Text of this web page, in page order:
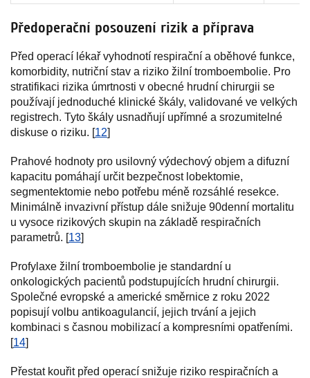
Předoperační posouzení rizik a příprava
Před operací lékař vyhodnotí respirační a oběhové funkce,
komorbidity, nutriční stav a riziko žilní tromboembolie. Pro
stratifikaci rizika úmrtnosti v obecné hrudní chirurgii se
používají jednoduché klinické škály, validované ve velkých
registrech. Tyto škály usnadňují upřímné a srozumitelné
diskuse o riziku. [12]
Prahové hodnoty pro usilovný výdechový objem a difuzní
kapacitu pomáhají určit bezpečnost lobektomie,
segmentektomie nebo potřebu méně rozsáhlé resekce.
Minimálně invazivní přístup dále snižuje 90denní mortalitu
u vysoce rizikových skupin na základě respiračních
parametrů. [13]
Profylaxe žilní tromboembolie je standardní u
onkologických pacientů podstupujících hrudní chirurgii.
Společné evropské a americké směrnice z roku 2022
popisují volbu antikoagulancií, jejich trvání a jejich
kombinaci s časnou mobilizací a kompresními opatřeními.
[14]
Přestat kouřit před operací snižuje riziko respiračních a